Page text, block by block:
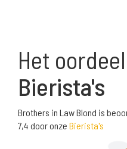
Het
Bierista's
Brothers in Law Blond is
7,4 door onze Bierista's